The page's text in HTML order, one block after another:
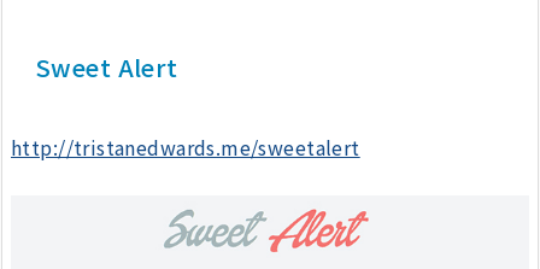
Sweet Alert
http://tristanedwards.me/sweetalert